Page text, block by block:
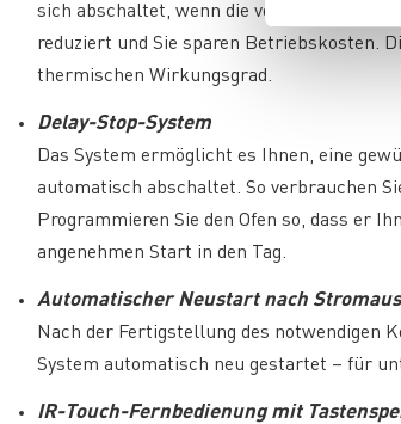
sich abschaltet, wenn die voreingestellte
reduziert und Sie sparen Betriebskosten.
thermischen Wirkungsgrad.
Delay-Stop-System
Das System ermöglicht es Ihnen, eine
automatisch abschaltet. So verbrauchen
Programmieren Sie den Ofen so, dass er
angenehmen Start in den Tag.
Automatischer Neustart nach
Nach der Fertigstellung des notwendigen
System automatisch neu gestartet – für
IR-Touch-Fernbedienung mit